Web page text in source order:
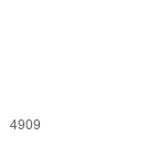
4909